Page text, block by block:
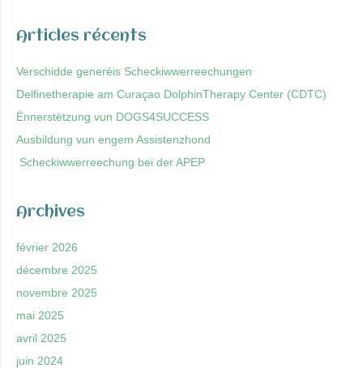
Articles récents
Verschidde generéis Scheckiwwerreechungen
Delfinetherapie am Curaçao DolphinTherapy Center (CDTC)
Ënnerstëtzung vun DOGS4SUCCESS
Ausbildung vun engem Assistenzhond
Scheckiwwerreechung bei der APEP
Archives
février 2026
décembre 2025
novembre 2025
mai 2025
avril 2025
juin 2024